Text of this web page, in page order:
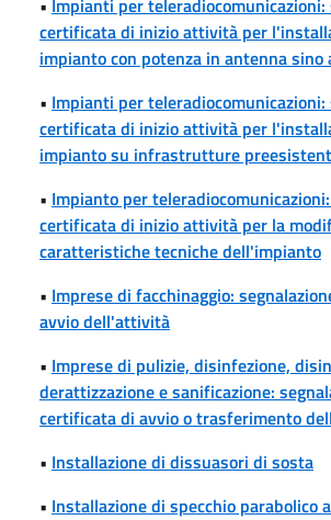
certificata di inizio attività per
impianto con potenza in antenna
• Impianti per teleradiocomunicazioni:
certificata di inizio attività per
impianto su infrastrutture
• Impianto per
certificata di inizio attività per la
caratteristiche tecniche dell'impianto
• Imprese di facchinaggio:
avvio dell'attività
• Imprese di pulizie, disinfezione,
derattizzazione e sanificazione:
certificata di avvio o trasferimento
• Installazione di dissuasori di sosta
• Installazione di specchio parabolico